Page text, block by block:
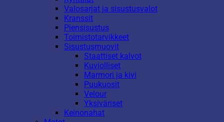
Valosarjat ja sisustusvalot
Kranssit
Piensisustus
Toimistotarvikkeet
Sisustusmuovit
Staattiset kalvot
Kuviolliset
Marmori ja kivi
Puukuosit
Velour
Yksiväriset
Keinonahat